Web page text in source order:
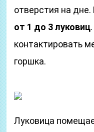
отверстия на дне.
от 1 до 3 луковиц
контактировать
горшка.
Луковица